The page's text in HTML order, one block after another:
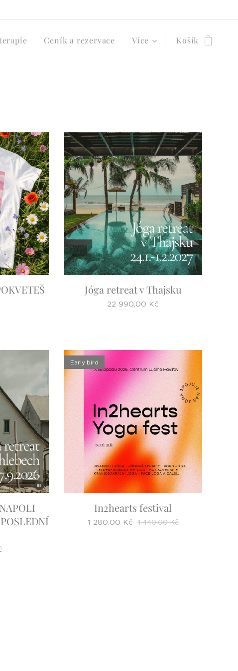
Ceník a rezervace Více Košík
Jóga retreat v Thajsku
22 990,00 Kč
In2hearts festival
Early bird
1 280,00 Kč 1 440,00Kč